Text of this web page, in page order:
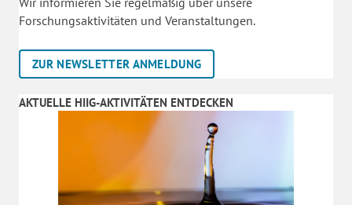
Forschungsaktivitäten und Veranstaltungen.
ZUR NEWSLETTER ANMELDUNG
AKTUELLE HIIG-AKTIVITÄTEN ENTDECKEN